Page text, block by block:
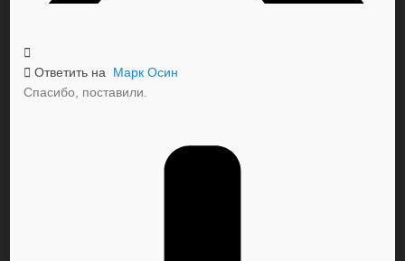
Ответить на Марк Осин
Спасибо, поставили.